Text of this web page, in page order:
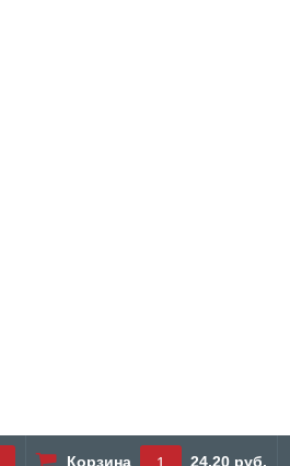
Корзина 24.20 руб.